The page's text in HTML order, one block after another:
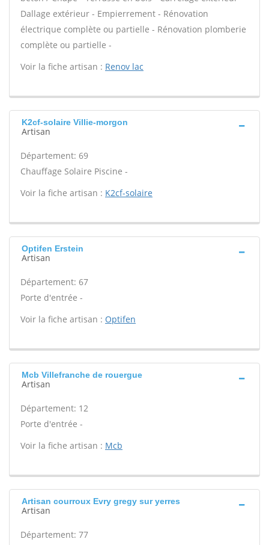
Dallage extérieur - Empierrement - Rénovation
électrique complète ou partielle - Rénovation plomberie
complète ou partielle -
Voir la fiche artisan : Renov lac
K2cf-solaire Villie-morgon
Artisan
Département: 69
Chauffage Solaire Piscine -
Voir la fiche artisan : K2cf-solaire
Optifen Erstein
Artisan
Département: 67
Porte d'entrée -
Voir la fiche artisan : Optifen
Mcb Villefranche de rouergue
Artisan
Département: 12
Porte d'entrée -
Voir la fiche artisan : Mcb
Artisan courroux Evry gregy sur yerres
Artisan
Département: 77